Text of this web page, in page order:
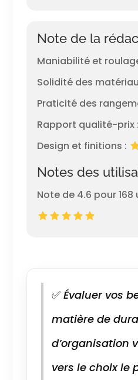
Note de la
Maniabilité et
Solidité des
Praticité des
Rapport qualité-prix :
Design et finitions :
Notes des
Note de 4.6 pour
✅Évaluer vos
matière de
d’organisation
vers le choix le